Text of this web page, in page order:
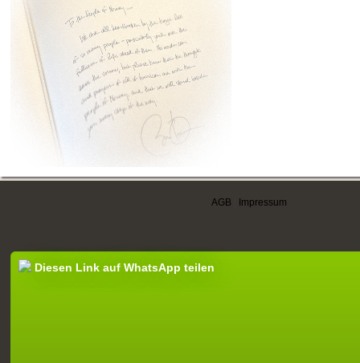
AGB Impressum
Diesen Link auf WhatsApp teilen